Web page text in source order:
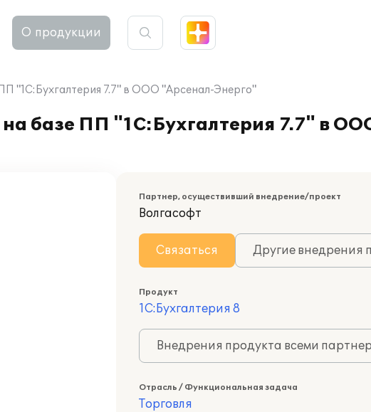
О продукции
"1С:Бухгалтерия 7.7" в ООО "Арсенал-Энерго"
на базе ПП "1С:Бухгалтерия 7.7" в
Партнер, осуществивший внедрение/проект
Волгасофт
Связаться Другие внедрения
Продукт
1С:Бухгалтерия 8
Внедрения продукта всеми
Отрасль / Функциональная задача
Торговля